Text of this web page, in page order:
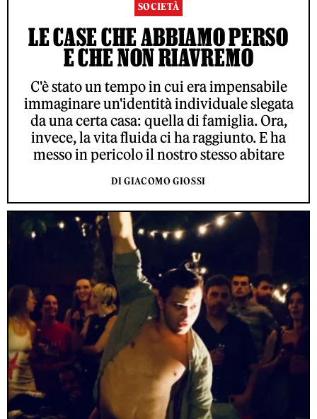
SOCIETÀ
LE CASE CHE ABBIAMO PERSO
E CHE NON RIAVREMO
C'è stato un tempo in cui era impensabile
immaginare un'identità individuale slegata
da una certa casa: quella di famiglia. Ora,
invece, la vita fluida ci ha raggiunto. E ha
messo in pericolo il nostro stesso abitare
DI GIACOMO GIOSSI